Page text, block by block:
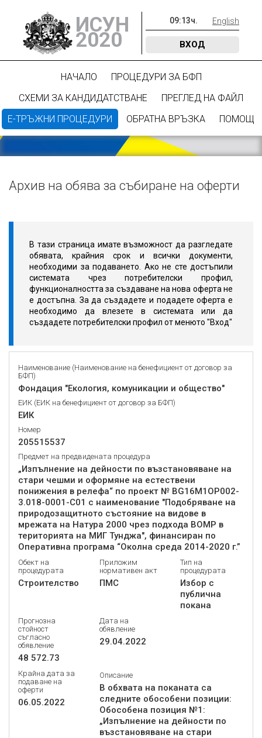
ИСУН
2020
09:13ч. English
ВХОД
НАЧАЛО
ПРОЦЕДУРИ ЗА БФП
СХЕМИ ЗА КАНДИДАТСТВАНЕ
ПРЕГЛЕД НА ФАЙЛ
Е-ТРЪЖНИ ПРОЦЕДУРИ
ОБРАТНА ВРЪЗКА ПОМОЩ
Архив на обява за събиране на оферти
В тази страница имате възможност да разгледате
обявата, крайния срок и всички документи,
необходими за подаването. Ако не сте достъпили
системата чрез потребителски профил,
функционалността за създаване на нова оферта не
е достъпна. За да създадете и подадете оферта е
необходимо да влезете в системата или да
създадете потребителски профил от менюто "Вход"
Наименование (Наименование на бенефициент от договор за
БФП)
Фондация "Екология, комуникации и общество"
ЕИК (ЕИК на бенефициент от договор за БФП)
ЕИК
Номер
205515537
Предмет на предвидената процедура
„Изпълнение на дейности по възстановяване на
стари чешми и оформяне на естествени
понижения в релефа“ по проект № BG16M1OP002-
3.018-0001-C01 с наименование "Подобряване на
природозащитното състояние на видове в
мрежата на Натура 2000 чрез подхода ВОМР в
територията на МИГ Тунджа", финансиран по
Оперативна програма “Околна среда 2014-2020 г.”
Обект на
процедурата
Строителство
Приложим
нормативен акт
ПМС
Тип на
процедурата
Избор с
публична
покана
Прогнозна
стойност
съгласно
обявление
48 572.73
Дата на
обявление
29.04.2022
Крайна дата за
подаване на
оферти
06.05.2022
Описание
В обхвата на поканата са
следните обособени позиции:
Обособена позиция №1:
„Изпълнение на дейности по
възстановяване на стари